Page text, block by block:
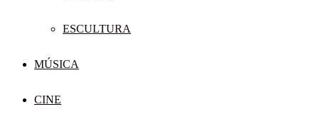
ESCULTURA
MÚSICA
CINE